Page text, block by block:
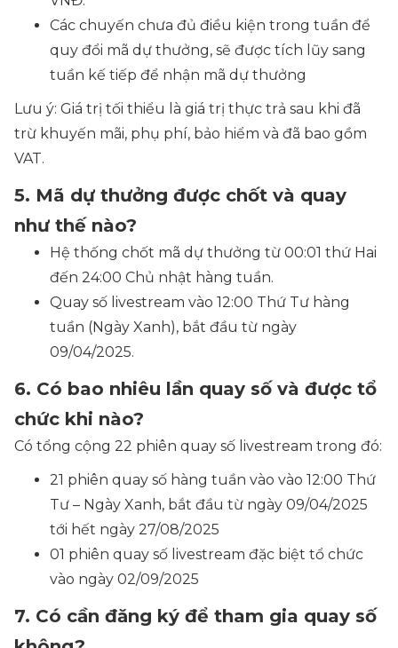
Các chuyến chưa đủ điều kiện trong tuần để
quy đổi mã dự thưởng, sẽ được tích lũy sang
tuần kế tiếp để nhận mã dự thưởng
Lưu ý: Giá trị tối thiểu là giá trị thực trả sau khi đã
trừ khuyến mãi, phụ phí, bảo hiểm và đã bao gồm
VAT.
5. Mã dự thưởng được chốt và quay
như thế nào?
Hệ thống chốt mã dự thưởng từ 00:01 thứ Hai
đến 24:00 Chủ nhật hàng tuần.
Quay số livestream vào 12:00 Thứ Tư hàng
tuần (Ngày Xanh), bắt đầu từ ngày
09/04/2025.
6. Có bao nhiêu lần quay số và được tổ
chức khi nào?
Có tổng cộng 22 phiên quay số livestream trong đó:
21 phiên quay số hàng tuần vào vào 12:00 Thứ
Tư – Ngày Xanh, bắt đầu từ ngày 09/04/2025
tới hết ngày 27/08/2025
01 phiên quay số livestream đặc biệt tổ chức
vào ngày 02/09/2025
7. Có cần đăng ký để tham gia quay số